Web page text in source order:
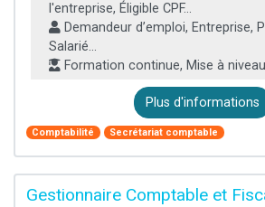
l'entreprise, Éligible CPF...
Demandeur d’emploi, Entreprise,
Salarié...
Formation continue, Mise à niveau
Plus d'informations
Comptabilité Secrétariat comptable
Gestionnaire Comptable et